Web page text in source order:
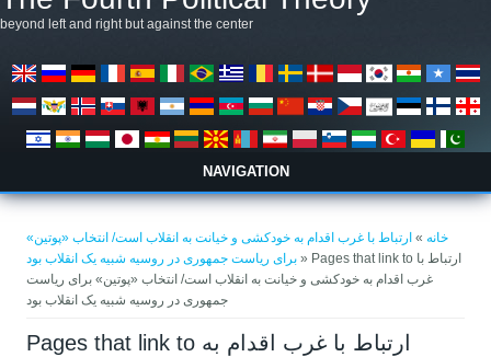
beyond left and right but against the center
NAVIGATION
خانه» ارتباط با غرب اقدام به خودکشی و خیانت به انقلاب است/ انتخاب «پوتین»
برای ریاست جمهوری در روسیه شبیه یک انقلاب بود » Pages that link to ارتباط با
غرب اقدام به خودکشی و خیانت به انقلاب است/ انتخاب «پوتین» برای ریاست
جمهوری در روسیه شبیه یک انقلاب بود
Pages that link to ارتباط با غرب اقدام به